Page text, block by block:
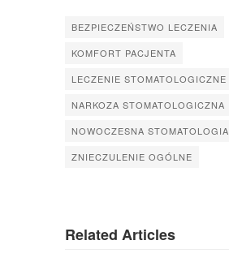
BEZPIECZEŃSTWO LECZENIA
KOMFORT PACJENTA
LECZENIE STOMATOLOGICZNE
NARKOZA STOMATOLOGICZNA
NOWOCZESNA STOMATOLOGIA
ZNIECZULENIE OGÓLNE
Related Articles